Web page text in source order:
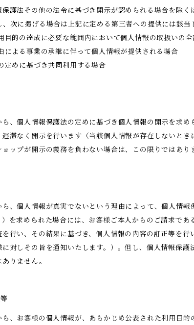
護法その他の法令に基づき開示が認められる場合を除
次に掲げる場合は上記に定める第三者への提供には該当
目的の達成に必要な範囲内において個人情報の取扱いの
による事業の承継に伴って個人情報が提供される場合
定めに基づき共同利用する場合
、個人情報保護法の定めに基づき個人情報の開示を求
滞なく開示を行います（当該個人情報が存在しないと
ップが開示の義務を負わない場合は、この限りではあり
、個人情報が真実でないという理由によって、個人情
）を求められた場合には、お客様ご本人からのご請求で
行い、その結果に基づき、個人情報の内容の訂正等を
対しその旨を通知いたします。）。但し、個人情報保
りません。
、お客様の個人情報が、あらかじめ公表された利用目